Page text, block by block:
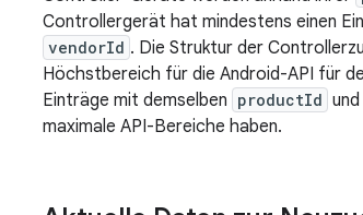
Controllergerät hat mindestens einen
vendorId . Die Struktur der
Höchstbereich für die Android-API für
Einträge mit demselben productId und
maximale API-Bereiche haben.